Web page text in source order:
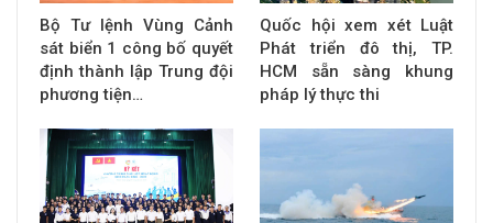
Bộ Tư lệnh Vùng Cảnh
sát biển 1 công bố quyết
định thành lập Trung đội
phương tiện…
Quốc hội xem xét Luật
Phát triển đô thị, TP.
HCM sẵn sàng khung
pháp lý thực thi